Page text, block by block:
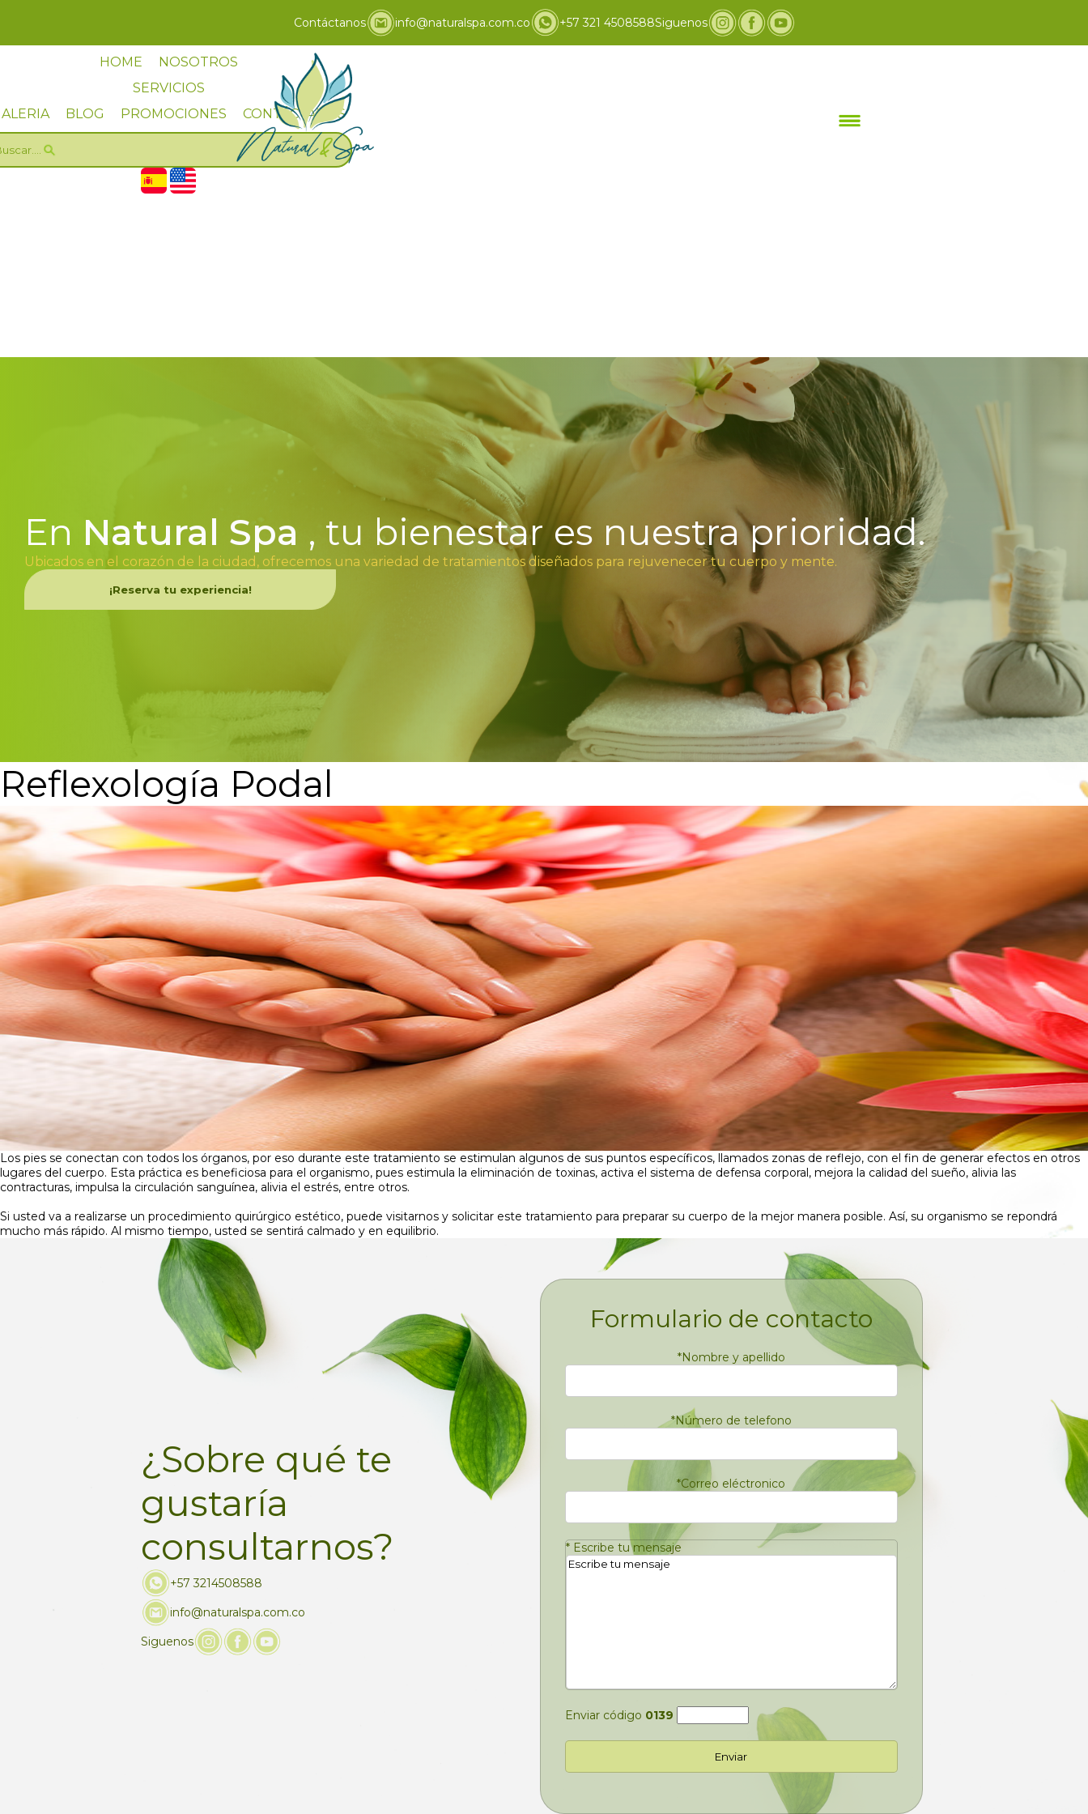
Contáctanos info@naturalspa.com.co +57 321 4508588Siguenos
HOME
NOSOTROS
SERVICIOS
BLOG PROMOCIONES CONTÁCTANOS
En Natural Spa , tu bienestar es nuestra prioridad.
Ubicados en el corazón de la ciudad, ofrecemos una variedad de tratamientos diseñados para rejuvenecer tu cuerpo y mente.
¡Reserva tu experiencia!
Reflexología Podal
Los pies se conectan con todos los órganos, por eso durante este tratamiento se estimulan algunos de sus puntos específicos, llamados zonas de reflejo, con el fin de generar efectos en otros
lugares del cuerpo. Esta práctica es beneficiosa para el organismo, pues estimula la eliminación de toxinas, activa el sistema de defensa corporal, mejora la calidad del sueño, alivia las
contracturas, impulsa la circulación sanguínea, alivia el estrés, entre otros.
Si usted va a realizarse un procedimiento quirúrgico estético, puede visitarnos y solicitar este tratamiento para preparar su cuerpo de la mejor manera posible. Así, su organismo se repondrá
mucho más rápido. Al mismo tiempo, usted se sentirá calmado y en equilibrio.
¿Sobre qué te
gustaría
consultarnos?
+57 3214508588
info@naturalspa.com.co
Siguenos
Formulario de contacto
*Nombre y apellido
*Número de telefono
*Correo eléctronico
* Escribe tu mensaje
Enviar código 0139